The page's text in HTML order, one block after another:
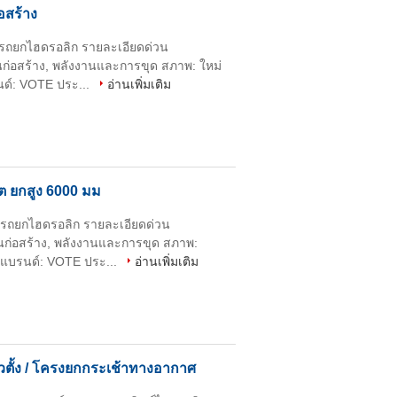
ร้าง
ยกไฮดรอลิก รายละเอียดด่วน
อสร้าง, พลังงานและการขุด สภาพ: ใหม่
VOTE ประ...
อ่านเพิ่มเติม
ยกสูง 6000 มม
ยกไฮดรอลิก รายละเอียดด่วน
อสร้าง, พลังงานและการขุด สภาพ:
รนด์: VOTE ประ...
อ่านเพิ่มเติม
ง / โครงยกกระเช้าทางอากาศ